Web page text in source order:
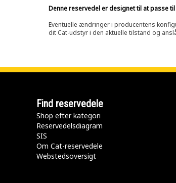
Denne reservedel er designet til at passe
Eventuelle ændringer i producentens
dit Cat-udstyr i den aktuelle tilstand og
Find reservedele
Shop efter kategori
Reservedelsdiagram
SIS
Om Cat-reservedele
Webstedsoversigt